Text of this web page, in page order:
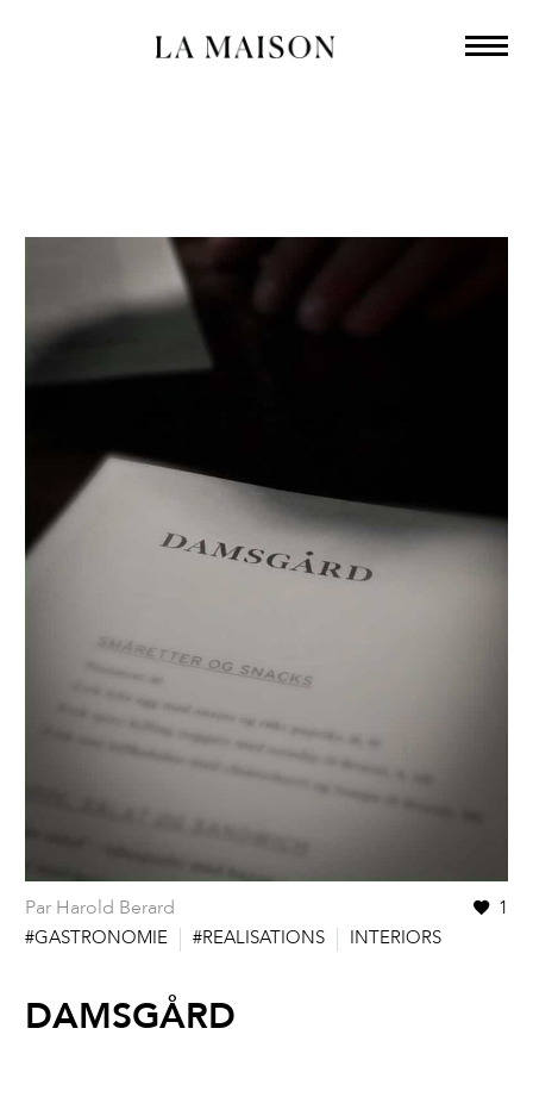
1
Par Harold Berard
#GASTRONOMIE #REALISATIONS INTERIORS
DAMSGÅRD